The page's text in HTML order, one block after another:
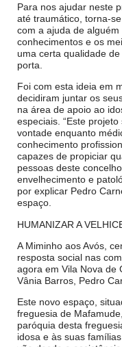
Para nos ajudar neste
até traumático, torna-
com a ajuda de
conhecimentos e os
uma certa qualidade
porta.
Foi com esta ideia em
decidiram juntar os
na área de apoio ao
especiais. “Este
vontade enquanto
conhecimento
capazes de propiciar
pessoas deste
envelhecimento e
por explicar Pedro
espaço.
HUMANIZAR A
A Miminho aos Avós,
resposta social nas
agora em Vila Nova de
Vânia Barros, Pedro
Este novo espaço,
freguesia de
paróquia desta
idosa e às suas